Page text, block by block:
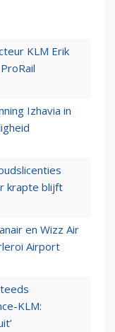
KLM Erik
Izhavia in
krapte blijft
en Wizz Air
Airport
KLM: